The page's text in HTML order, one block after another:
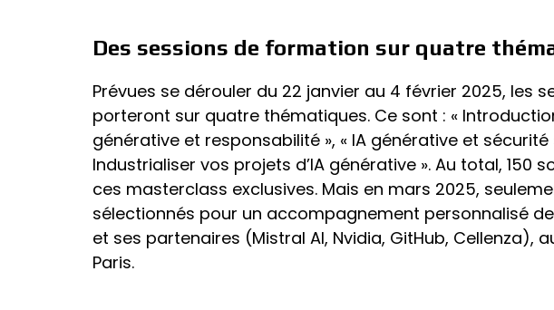
Des sessions de formation sur quatre
Prévues se dérouler du 22 janvier au 4 février 2025, les
porteront sur quatre thématiques. Ce sont : «
générative et responsabilité », « IA générative et sécurité
Industrialiser vos projets d’IA générative ». Au total, 150
ces masterclass exclusives. Mais en mars 2025,
sélectionnés pour un accompagnement personnalisé
et ses partenaires (Mistral AI, Nvidia, GitHub, Cellenza),
Paris.